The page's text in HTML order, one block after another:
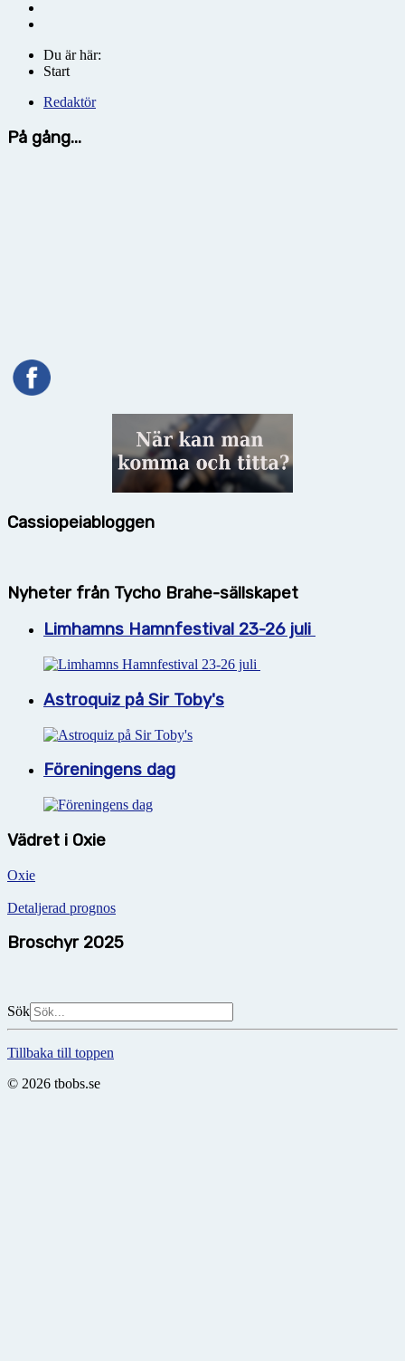
Du är här:
Start
Redaktör
På gång...
Cassiopeiabloggen
Nyheter från Tycho Brahe-sällskapet
Limhamns Hamnfestival 23-26 juli
Astroquiz på Sir Toby's
Föreningens dag
Vädret i Oxie
Oxie
Detaljerad prognos
Broschyr 2025
Sök
Tillbaka till toppen
© 2026 tbobs.se